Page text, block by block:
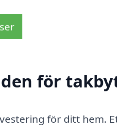
för
för ditt hem.